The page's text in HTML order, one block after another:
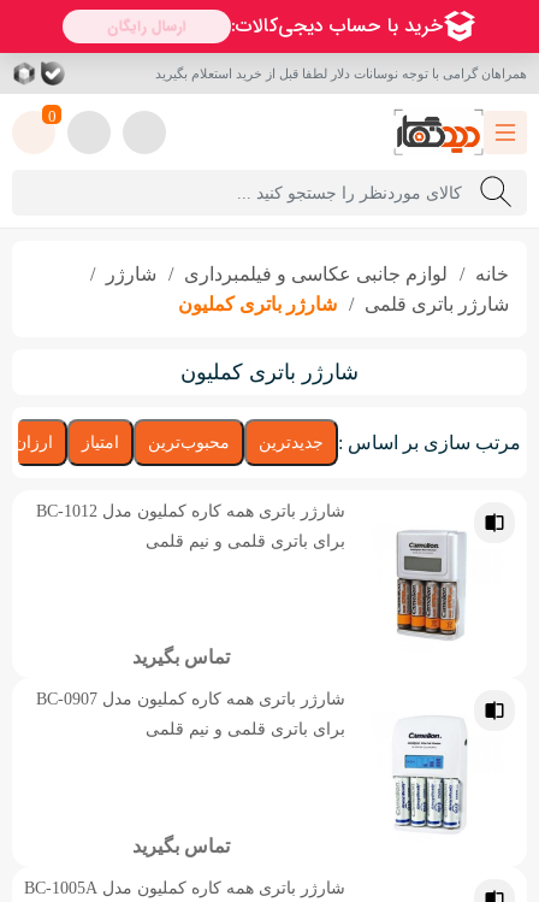
همراهان گرامی با توجه نوسانات دلار لطفا قبل از خرید استعلام بگیرید
0
خانه لوازم جانبی عکاسی و فیلمبرداری
شارژر
شارژر باتری قلمی
شارژر باتری کملیون
شارژر باتری کملیون
مرتب سازی بر اساس : جدیدترین محبوب‌ترین امتیاز
شارژر باتری همه کاره کملیون مدل BC-1012
برای باتری قلمی و نیم قلمی
تماس بگیرید
شارژر باتری همه کاره کملیون مدل BC-0907
برای باتری قلمی و نیم قلمی
تماس بگیرید
شارژر باتری همه کاره کملیون مدل BC-1005A